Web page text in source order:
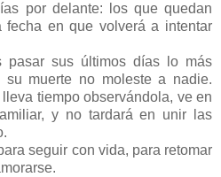
por delante: los que quedan
en que volverá a intentar
pasar sus últimos días lo más
muerte no moleste a nadie.
tiempo observándola, ve en
y no tardará en unir las
seguir con vida, para retomar